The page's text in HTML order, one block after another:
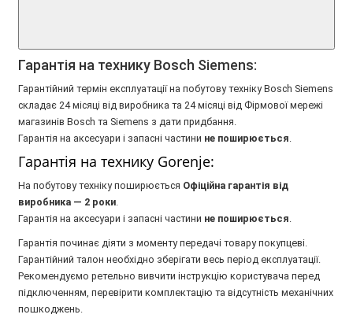
Гарантія на технику Bosch Siemens:
Гарантійний термін експлуатації на побутову техніку Bosch Siemens
складає 24 місяці від виробника та 24 місяці від Фірмової мережі
магазинів Bosch та Siemens з дати придбання.
Гарантія на аксесуари і запасні частини не поширюється
Гарантія на технику Gorenje:
На побутову техніку поширюється Oфіційна гарантія від
виробника — 2 роки
Гарантія на аксесуари і запасні частини не поширюється
Гарантія починає діяти з моменту передачі товару покупцеві.
Гарантійний талон необхідно зберігати весь період експлуатації.
Рекомендуємо ретельно вивчити інструкцію користувача перед
підключенням, перевірити комплектацію та відсутність механічних
пошкоджень.